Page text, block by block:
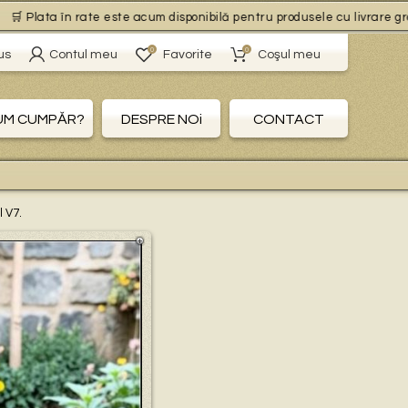
în rate este acum disponibilă pentru produsele cu livrare
Contul meu 0 Favorite 0 Coşul meu
CUMPĂR? DESPRE NOi CONTACT
V7.